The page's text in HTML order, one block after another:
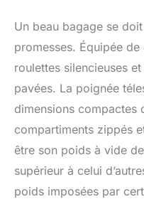
Un beau bagage se
promesses. Équipée
roulettes silencieuses
pavées. La poignée
dimensions compactes
compartiments zippés
être son poids à vide
supérieur à celui
poids imposées par